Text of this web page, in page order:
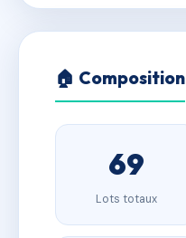
🏠 Composition
69
Lots totaux